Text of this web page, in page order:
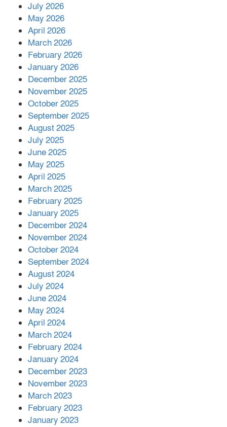
পর ফোন তারেক রহমানের,গ্যাস সঙ্কট
সহায়তা দিলেন সাচিং প্রু জেরী
July 2026
May 2026
April 2026
March 2026
February 2026
January 2026
December 2025
November 2025
October 2025
September 2025
August 2025
July 2025
June 2025
May 2025
April 2025
March 2025
February 2025
January 2025
December 2024
November 2024
October 2024
September 2024
August 2024
July 2024
June 2024
May 2024
April 2024
March 2024
February 2024
January 2024
December 2023
November 2023
March 2023
February 2023
January 2023